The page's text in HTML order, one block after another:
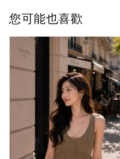
您可能也喜歡